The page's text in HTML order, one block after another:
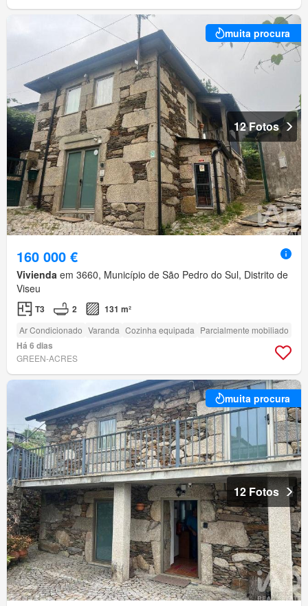
muita procura
12 Fotos
160 000 €
Vivienda em 3660, Município de São Pedro do Sul, Distrito de
Viseu
T3 2 131 m²
Ar Condicionado Varanda Cozinha equipada Parcialmente mobiliado
Há 6 dias
GREEN-ACRES
muita procura
12 Fotos